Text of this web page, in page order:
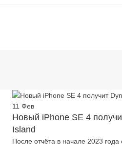
11 Фев
Новый iPhone SE 4
Island
После отчёта в начале 2023